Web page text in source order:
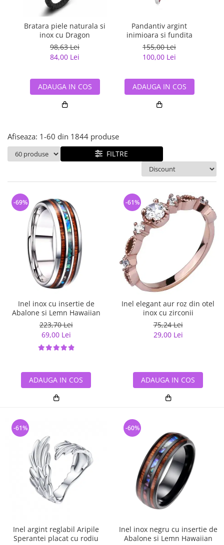
semipretioase
Bijuterii argint placat cu aur
Bijuterii argint cu diverse
Bijuterii de Lux
Bijuterii gotice si rock
Bijuterii Handmade
Bijuterii fantezie
Bijuterii tungsten
Solutii si lavete de curatare
bijuterii argint
Bratara piele naturala si
inox cu Dragon
98,63 Lei
84,00 Lei
ADAUGA IN COS
Pandantiv argint
inimioara si fundita
155,00 Lei
100,00 Lei
ADAUGA IN COS
Afiseaza: 1-60 din 1844 produse
FILTRE
Inel inox cu insertie de
Abalone si Lemn Hawaiian
223,70 Lei
69,00 Lei
-69%
ADAUGA IN COS
Inel elegant aur roz din otel
inox cu zirconii
75,24 Lei
29,00 Lei
-61%
ADAUGA IN COS
Inel argint reglabil Aripile
Sperantei placat cu rodiu
-61%
Inel inox negru cu insertie de
Abalone si Lemn Hawaiian
-60%